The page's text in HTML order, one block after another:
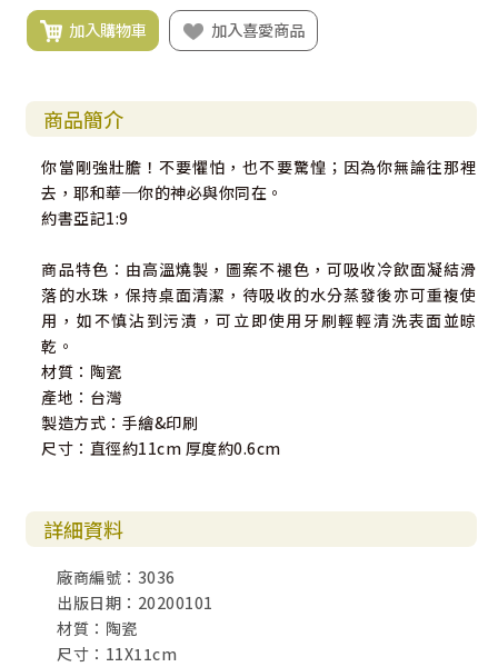
加入購物車 加入喜愛商品
商品簡介
你當剛強壯膽！不要懼怕，也不要驚惶；因為你無論往那裡
去，耶和華─你的神必與你同在。
約書亞記1:9
商品特色：由高溫燒製，圖案不褪色，可吸收冷飲面凝結滑
落的水珠，保持桌面清潔，待吸收的水分蒸發後亦可重複使
用，如不慎沾到污漬，可立即使用牙刷輕輕清洗表面並晾
乾。
材質：陶瓷
產地：台灣
製造方式：手繪&印刷
尺寸：直徑約11cm 厚度約0.6cm
詳細資料
廠商編號：3036
出版日期：20200101
材質：陶瓷
尺寸：11X11cm